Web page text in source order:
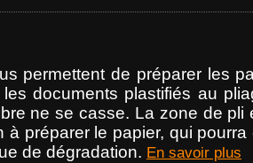
permettent de préparer les
documents plastifiés au
ne se casse. La zone de pli
à préparer le papier, qui pourra
de dégradation. En savoir plus